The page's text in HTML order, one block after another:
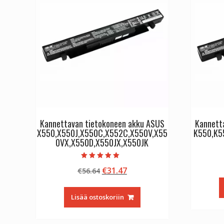
Kannettavan tietokoneen akku ASUS
X550,X550J,X550C,X552C,X550V,X55
0VX,X550D,X550JX,X550JK
tuotteesta:
5.00
€56.64 Alkuperäinen
oli:
€56.64.
€31.47Nykyinen
on:
€31.47.
Lisää ostoskoriin